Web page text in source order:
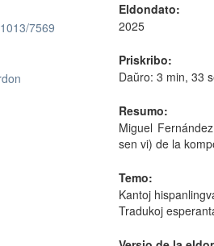
7569
Eldondato:
2025
Priskribo:
Daŭro: 3 min, 33
Resumo:
Miguel
sen vi) de la
Temo:
Kantoj
Tradukoj